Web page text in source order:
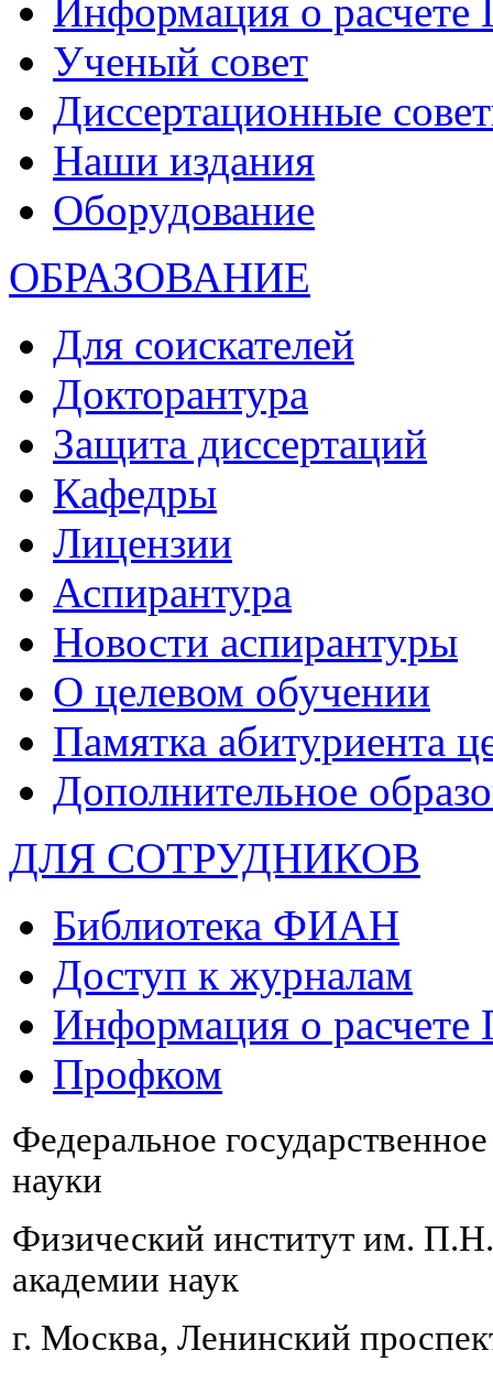
Информация о
Ученый совет
Диссертационные
Наши издания
Оборудование
ОБРАЗОВАНИЕ
Для соискателей
Докторантура
Защита диссертаций
Кафедры
Лицензии
Аспирантура
Новости аспирантуры
О целевом обучении
Памятка абитуриента
Дополнительное
ДЛЯ СОТРУДНИКОВ
Библиотека ФИАН
Доступ к журналам
Информация о
Профком
Федеральное
науки
Физический институт им.
академии наук
г. Москва, Ленинский